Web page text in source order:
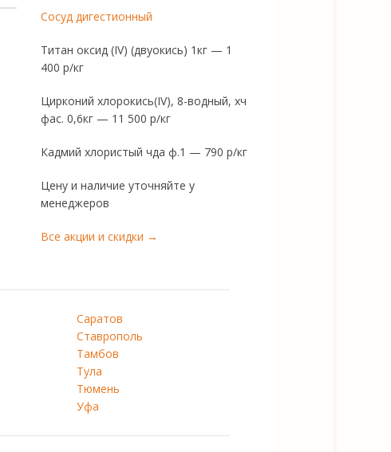
Сосуд дигестионный
Титан оксид (IV) (двуокись) 1кг — 1
400 р/кг
Цирконий хлорокись(IV), 8-водный, хч
фас. 0,6кг — 11 500 р/кг
Кадмий хлористый чда ф.1 — 790 р/кг
Цену и наличие уточняйте у
менеджеров
Все акции и скидки →
Саратов
Ставрополь
Тамбов
Тула
Тюмень
Уфа